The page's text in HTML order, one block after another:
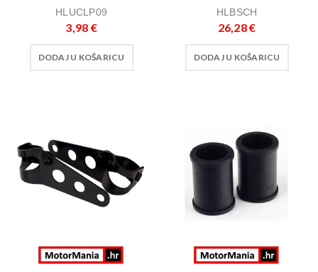
HLUCLP09
3,98 €
DODAJ U KOŠARICU
HLBSCH
26,28€
DODAJ U KOŠARICU